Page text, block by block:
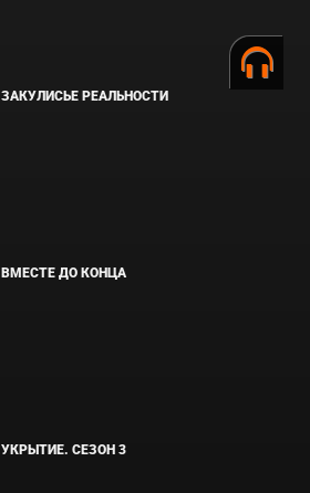
ЗАКУЛИСЬЕ РЕАЛЬНОСТИ
ВМЕСТЕ ДО КОНЦА
УКРЫТИЕ. СЕЗОН 3